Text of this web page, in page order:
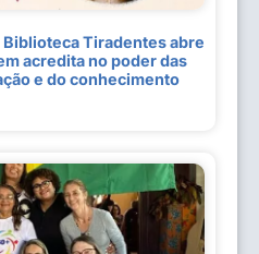
Biblioteca Tiradentes abre
acredita no poder das
e do conhecimento